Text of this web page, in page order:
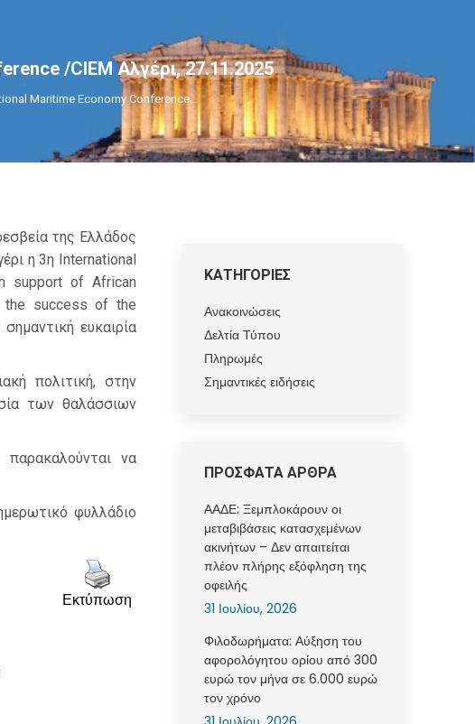
/CIEM Αλγέρι, 27.11.2025
Maritime Economy Conference…
της Ελλάδος
η 3η International
support of African
the success of the
ευκαιρία
πολιτική, στην
των θαλάσσιων
να
φυλλάδιο
Εκτύπωση
ΚΑΤΗΓΟΡΙΕΣ
Ανακοινώσεις
Δελτία Τύπου
Πληρωμές
Σημαντικές ειδήσεις
ΠΡΟΣΦΑΤΑ ΑΡΘΡΑ
ΑΑΔΕ: Ξεμπλοκάρουν οι
μεταβιβάσεις κατασχεμένων
ακινήτων – Δεν απαιτείται
πλέον πλήρης εξόφληση της
οφειλής
31 Ιουλίου, 2026
Φιλοδωρήματα: Αύξηση του
αφορολόγητου ορίου από 300
ευρώ τον μήνα σε 6.000 ευρώ
τον χρόνο